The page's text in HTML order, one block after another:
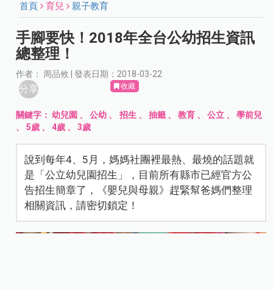
首頁 育兒 親子教育
手腳要快！2018年全台公幼招生資訊
總整理！
作者： 周品攸 | 發表日期：2018-03-22
分享 收藏
關鍵字：幼兒園 、公幼 、 招生、 抽籤、 教育、 公立、 學前兒
、5歲 、 4歲 、3歲
說到每年4、5月，媽媽社團裡最熱、最燒的話題就
是「公立幼兒園招生」，目前所有縣市已經官方公
告招生簡章了，《嬰兒與母親》趕緊幫爸媽們整理
相關資訊，請密切鎖定！